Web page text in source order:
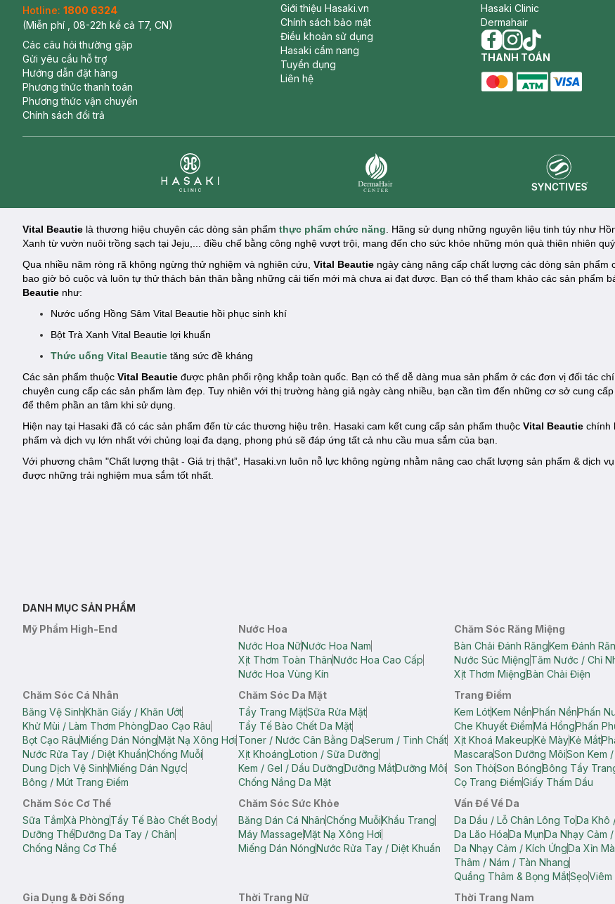
Hotline: 1800 6324
(Miễn phí , 08-22h kể cả T7, CN)
Các câu hỏi thường gặp
Gửi yêu cầu hỗ trợ
Hướng dẫn đặt hàng
Phương thức thanh toán
Phương thức vận chuyển
Chính sách đổi trả
Giới thiệu Hasaki.vn
Chính sách bảo mật
Điều khoản sử dụng
Hasaki cẩm nang
Tuyển dụng
Liên hệ
Hasaki Clinic
Dermahair
facebook
instagram
tiktok
THANH TOÁN
Vital Beautie là thương hiệu chuyên các dòng sản phẩm thực phẩm chức năng . Hãng sử dụng những nguyên liệu tinh túy như
Xanh từ vườn nuôi trồng sạch tại Jeju,... điều chế bằng công nghệ vượt trội, mang đến cho sức khỏe những món quà thiên nhiên
Qua nhiều năm ròng rã không ngừng thử nghiệm và nghiên cứu, Vital Beautie ngày càng nâng cấp chất lượng các dòng sản phẩm
bao giờ bỏ cuộc và luôn tự thử thách bản thân bằng những cải tiến mới mà chưa ai đạt được. Bạn có thể tham khảo các sản phẩm
Beautie như:
Nước uống Hồng Sâm Vital Beautie hồi phục sinh khí
Bột Trà Xanh Vital Beautie lợi khuẩn
Thức uống Vital Beautie tăng sức đề kháng
Các sản phẩm thuộc Vital Beautie được phân phối rộng khắp toàn quốc. Bạn có thể dễ dàng mua sản phẩm ở các đơn vị đối tác
chuyên cung cấp các sản phẩm làm đẹp. Tuy nhiên với thị trường hàng giả ngày càng nhiều, bạn cần tìm đến những cơ sở cung
để thêm phần an tâm khi sử dụng.
Hiện nay tại Hasaki đã có các sản phẩm đến từ các thương hiệu trên. Hasaki cam kết cung cấp sản phẩm thuộc Vital Beautie chính
phẩm và dịch vụ lớn nhất với chủng loại đa dạng, phong phú sẽ đáp ứng tất cả nhu cầu mua sắm của bạn.
Với phương châm "Chất lượng thật - Giá trị thật”, Hasaki.vn luôn nỗ lực không ngừng nhằm nâng cao chất lượng sản phẩm & dịch
được những trải nghiệm mua sắm tốt nhất.
DANH MỤC SẢN PHẨM
Mỹ Phẩm High-End
Nước Hoa
Nước Hoa NữNước Hoa Nam
Xịt Thơm Toàn ThânNước Hoa Cao Cấp
Nước Hoa Vùng Kín
Chăm Sóc Răng Miệng
Bàn Chải Đánh RăngKem Đánh
Nước Súc MiệngTăm Nước / Chỉ
Xịt Thơm MiệngBàn Chải Điện
Chăm Sóc Cá Nhân
Băng Vệ SinhKhăn Giấy / Khăn Ướt
Khử Mùi / Làm Thơm PhòngDao Cạo Râu
Bọt Cạo RâuMiếng Dán NóngMặt Nạ Xông Hơi
Nước Rửa Tay / Diệt KhuẩnChống Muỗi
Dung Dịch Vệ SinhMiếng Dán Ngực
Bông / Mút Trang Điểm
Chăm Sóc Da Mặt
Tẩy Trang MặtSữa Rửa Mặt
Tẩy Tế Bào Chết Da Mặt
Toner / Nước Cân Bằng DaSerum / Tinh Chất
Xịt KhoángLotion / Sữa Dưỡng
Kem / Gel / Dầu DưỡngDưỡng MắtDưỡng Môi
Chống Nắng Da Mặt
Trang Điểm
Kem LótKem NềnPhấn NềnPhấn
Che Khuyết ĐiểmMá HồngPhấn
Xịt Khoá MakeupKẻ MàyKẻ Mắt
MascaraSon Dưỡng MôiSon Kem
Son ThỏiSon BóngBông Tẩy
Cọ Trang ĐiểmGiấy Thấm Dầu
Chăm Sóc Cơ Thể
Sữa TắmXà PhòngTẩy Tế Bào Chết Body
Dưỡng ThểDưỡng Da Tay / Chân
Chống Nắng Cơ Thể
Chăm Sóc Sức Khỏe
Băng Dán Cá NhânChống MuỗiKhẩu Trang
Máy MassageMặt Nạ Xông Hơi
Miếng Dán NóngNước Rửa Tay / Diệt Khuẩn
Vấn Đề Về Da
Da Dầu / Lỗ Chân Lông ToDa Khô
Da Lão HóaDa MụnDa Nhạy Cảm
Da Nhạy Cảm / Kích ỨngDa Xỉn
Thâm / Nám / Tàn Nhang
Quầng Thâm & Bọng MắtSẹoViêm
Gia Dụng & Đời Sống
Thời Trang Nữ Thời Trang Nam